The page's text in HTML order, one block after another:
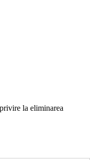
la eliminarea